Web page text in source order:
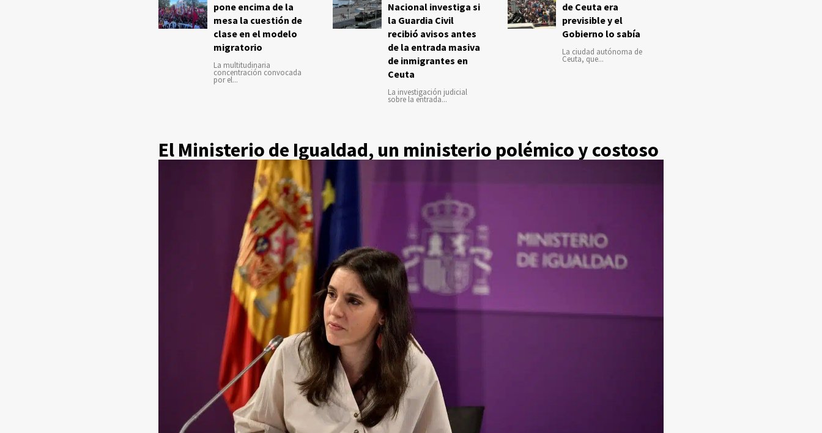
pone encima de la
mesa la cuestión de
clase en el modelo
migratorio
La multitudinaria
concentración convocada
por el...
Nacional investiga si
la Guardia Civil
recibió avisos antes
de la entrada masiva
de inmigrantes en
Ceuta
La investigación judicial
sobre la entrada...
de Ceuta era
previsible y el
Gobierno lo sabía
La ciudad autónoma de
Ceuta, que...
El Ministerio de Igualdad, un ministerio polémico y costoso